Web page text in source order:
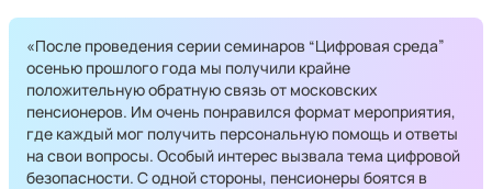
«После проведения серии семинаров “Цифровая среда”
осенью прошлого года мы получили крайне
положительную обратную связь от московских
пенсионеров. Им очень понравился формат мероприятия,
где каждый мог получить персональную помощь и ответы
на свои вопросы. Особый интерес вызвала тема цифровой
безопасности. С одной стороны, пенсионеры боятся в